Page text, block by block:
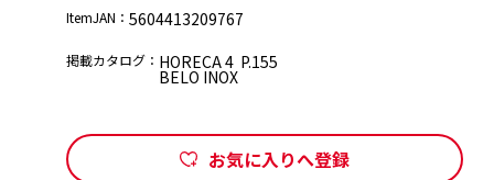
ItemJAN： 5604413209767
掲載カタログ： HORECA 4 P.155
BELO INOX
お気に入りへ登録